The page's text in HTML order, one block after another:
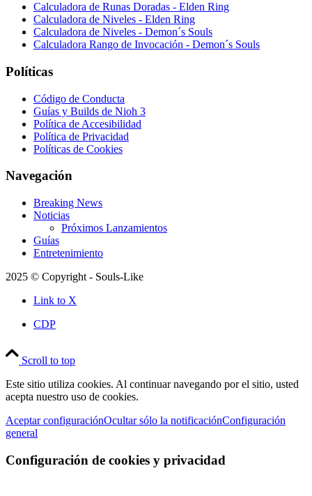
Calculadora de Runas Doradas - Elden Ring
Calculadora de Niveles - Elden Ring
Calculadora de Niveles - Demon´s Souls
Calculadora Rango de Invocación - Demon´s Souls
Políticas
Código de Conducta
Guías y Builds de Nioh 3
Política de Accesibilidad
Política de Privacidad
Políticas de Cookies
Navegación
Breaking News
Noticias
Próximos Lanzamientos
Guías
Entretenimiento
2025 © Copyright - Souls-Like
Link to X
CDP
Scroll to top
Este sitio utiliza cookies. Al continuar navegando por el sitio, usted
acepta nuestro uso de cookies.
Aceptar configuraciónOcultar sólo la notificaciónConfiguración
general
Configuración de cookies y privacidad